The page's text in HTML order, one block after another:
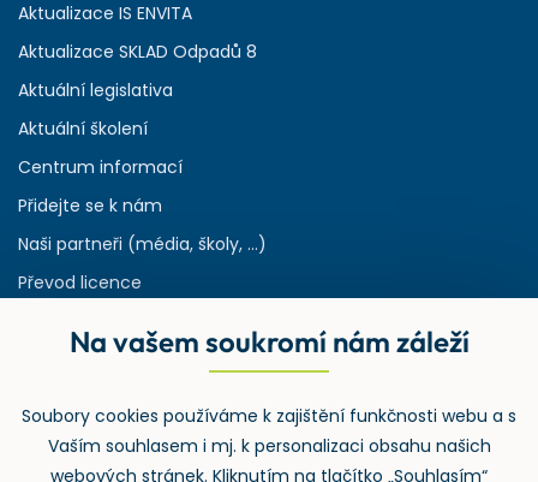
Aktualizace IS ENVITA
Aktualizace SKLAD Odpadů 8
Aktuální legislativa
Aktuální školení
Centrum informací
Přidejte se k nám
Naši partneři (média, školy, ...)
Převod licence
Rejstřík používaných zkratek v odpadech
Zpětný odběr
Na vašem soukromí nám záleží
Soubory cookies používáme k zajištění funkčnosti webu a s
Vaším souhlasem i mj. k personalizaci obsahu našich
webových stránek. Kliknutím na tlačítko „Souhlasím“